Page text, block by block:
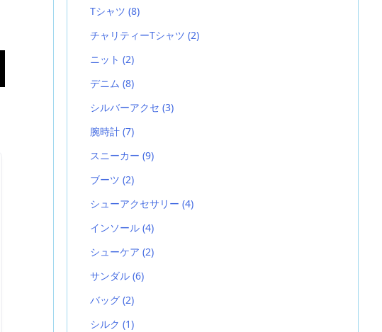
Tシャツ (8)
チャリティーTシャツ (2)
ニット (2)
デニム (8)
シルバーアクセ (3)
腕時計 (7)
スニーカー (9)
ブーツ (2)
シューアクセサリー (4)
インソール (4)
シューケア (2)
サンダル (6)
バッグ (2)
シルク (1)